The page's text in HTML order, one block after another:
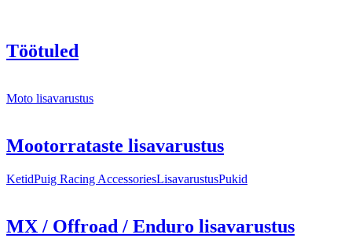
Töötuled
Moto lisavarustus
Mootorrataste lisavarustus
KetidPuig Racing AccessoriesLisavarustusPukid
MX / Offroad / Enduro lisavarustus